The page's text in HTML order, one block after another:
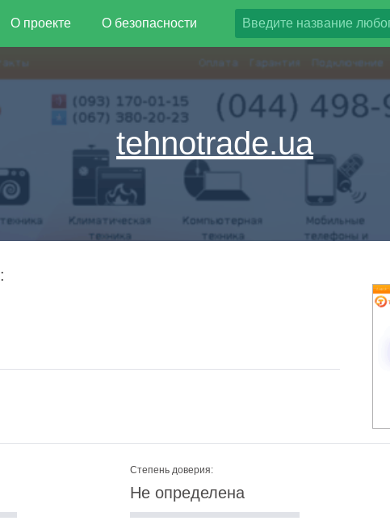
О проекте О безопасности
tehnotrade.ua
Степень доверия:
Не определена